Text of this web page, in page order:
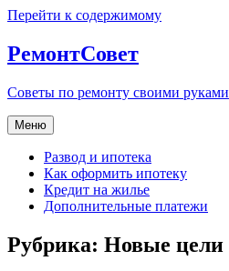
Перейти к содержимому
РемонтСовет
Советы по ремонту своими руками
Меню
Развод и ипотека
Как оформить ипотеку
Кредит на жилье
Дополнительные платежи
Рубрика: Новые цели